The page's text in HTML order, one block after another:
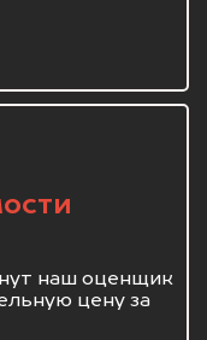
наш оценщик
цену за